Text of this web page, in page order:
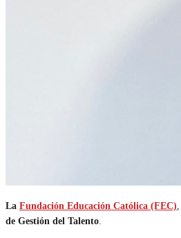
La Fundación Educación Católica (FEC)
de Gestión del Talento